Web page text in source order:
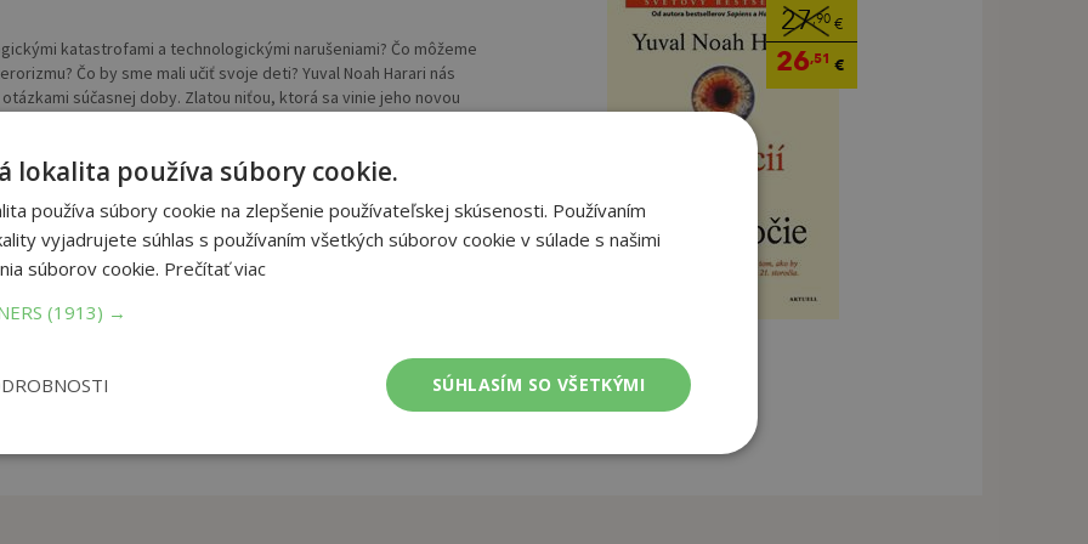
katastrofami a technologickými narušeniami? Čo môžeme
Čo by sme mali učiť svoje deti? Yuval Noah Harari nás
súčasnej doby. Zlatou niťou, ktorá sa vinie jeho novou
aj individuálnu pozornosť neustálej a dezorientujúcej zmene.
strán: 344
Knihy viazané
157x234 mm
775 g
27,90 €
26,51 €
lokalita používa súbory cookie.
používa súbory cookie na zlepšenie používateľskej skúsenosti. Používaním
vyjadrujete súhlas s používaním všetkých súborov cookie v súlade s našimi
súborov cookie. Prečítať viac
(1913) →
SÚHLASÍM SO VŠETKÝMI